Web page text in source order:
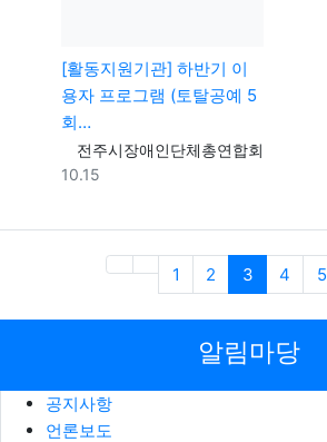
[활동지원기관] 하반기 이
용자 프로그램 (토탈공예 5
회…
등록자
전주시장애인단체총연합회
등록일
10.15
1 2 3(current)
4 5
알림마당
공지사항
언론보도